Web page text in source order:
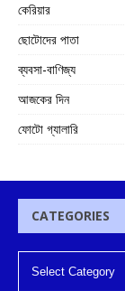
কেরিয়ার
ছোটোদের পাতা
ব্যবসা-বাণিজ্য
আজকের দিন
ফোটো গ্যালারি
CATEGORIES